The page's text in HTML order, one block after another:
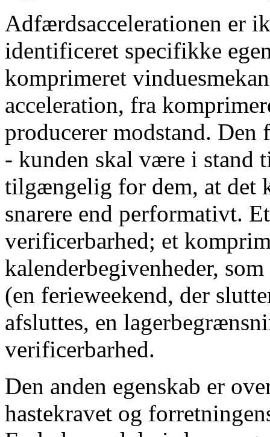
Adfærdsaccelerationen er
identificeret specifikke
komprimeret
acceleration, fra
producerer modstand. Den
- kunden skal være i stand
tilgængelig for dem, at det
snarere end performativt.
verificerbarhed; et
kalenderbegivenheder,
(en ferieweekend, der
afsluttes, en
verificerbarhed.
Den anden egenskab er
hastekravet og